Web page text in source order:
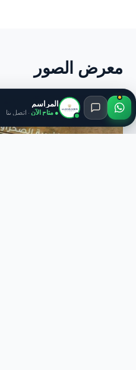
معرض الصور
المراسم
● متاح الآن · اتصل بنا